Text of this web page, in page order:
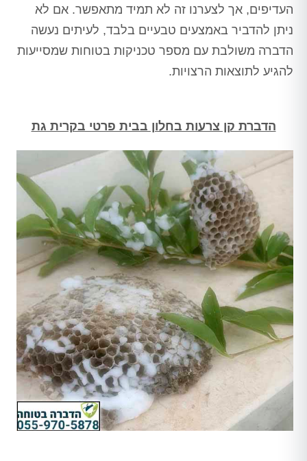
העדיפים, אך לצערנו זה לא תמיד מתאפשר. אם לא
ניתן להדביר באמצעים טבעיים בלבד, לעיתים נעשה
הדברה משולבת עם מספר טכניקות בטוחות שמסייעות
להגיע לתוצאות הרצויות.
הדברת קן צרעות בחלון בבית פרטי בקרית גת